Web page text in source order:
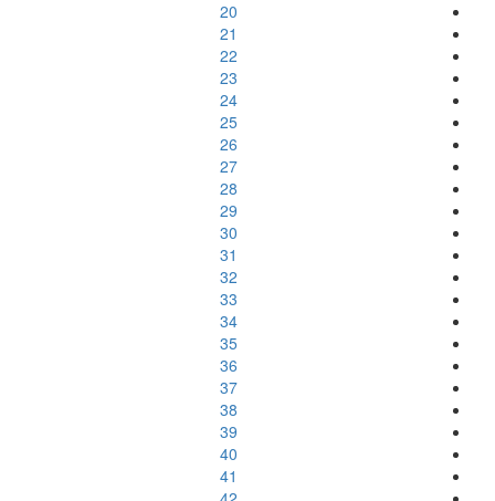
20
21
22
23
24
25
26
27
28
29
30
31
32
33
34
35
36
37
38
39
40
41